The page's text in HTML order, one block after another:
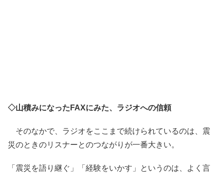
◇山積みになったFAXにみた、ラジオへの信頼
そのなかで、ラジオをここまで続けられているのは、震
災のときのリスナーとのつながりが一番大きい。
「震災を語り継ぐ」「経験をいかす」というのは、よく言